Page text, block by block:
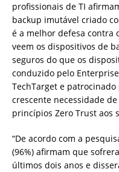
profissionais de TI
backup imutável criado
é a melhor defesa contra
veem os dispositivos de
seguros do que os
conduzido pelo
TechTarget e
crescente necessidade
princípios Zero Trust aos
“De acordo com a
(96%) afirmam que
últimos dois anos e